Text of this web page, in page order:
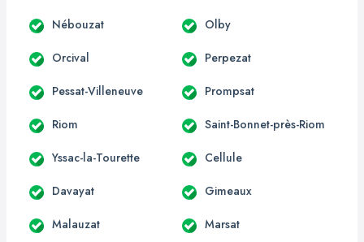
Nébouzat Olby
Orcival Perpezat
Pessat-Villeneuve Prompsat
Riom Saint-Bonnet-près-Riom
Yssac-la-Tourette Cellule
Davayat Gimeaux
Malauzat Marsat